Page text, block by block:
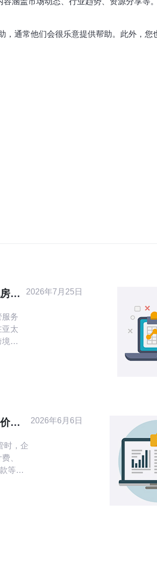
通常他们会很乐意提供帮助。此外，您
托
服务
亚太
业
机
价格
2026年7月25日
格
时，企
、
等要
2026年6月6日